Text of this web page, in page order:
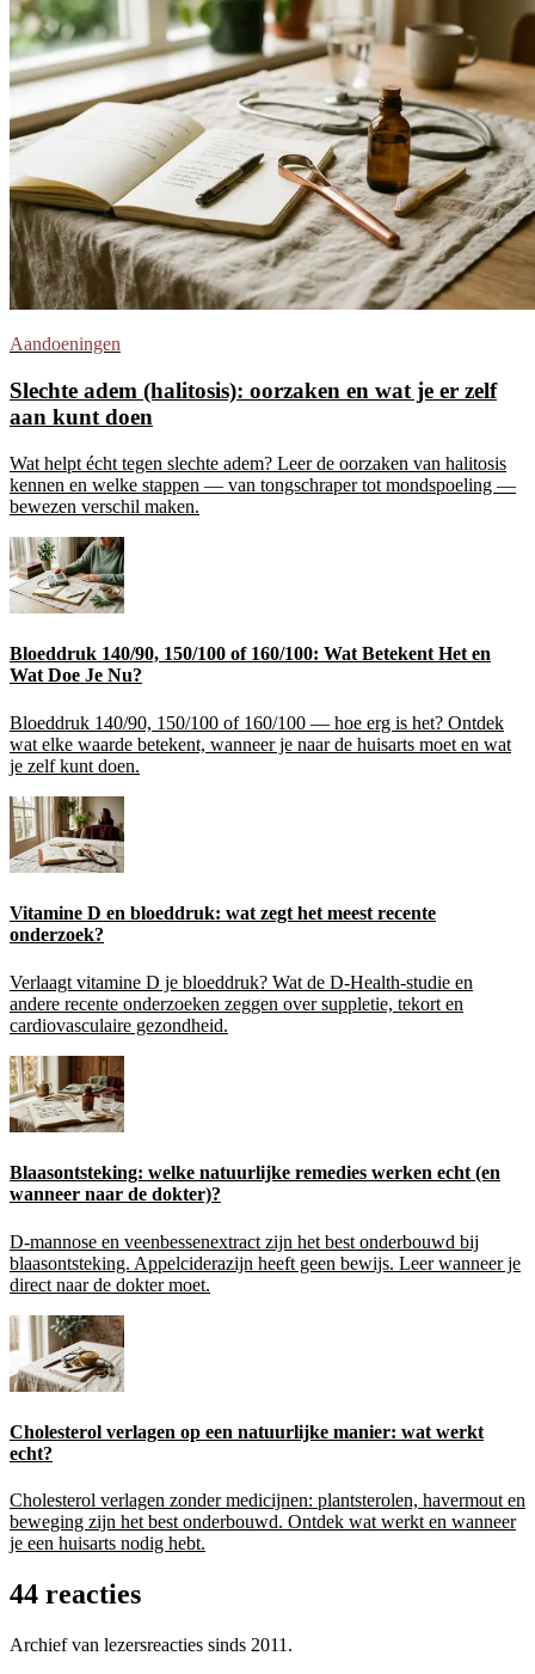
Aandoeningen
Slechte adem (halitosis): oorzaken en wat je er zelf
aan kunt doen
Wat helpt écht tegen slechte adem? Leer de oorzaken van halitosis
kennen en welke stappen — van tongschraper tot mondspoeling —
bewezen verschil maken.
Bloeddruk 140/90, 150/100 of 160/100: Wat Betekent Het en
Wat Doe Je Nu?
Bloeddruk 140/90, 150/100 of 160/100 — hoe erg is het? Ontdek
wat elke waarde betekent, wanneer je naar de huisarts moet en wat
je zelf kunt doen.
Vitamine D en bloeddruk: wat zegt het meest recente
onderzoek?
Verlaagt vitamine D je bloeddruk? Wat de D-Health-studie en
andere recente onderzoeken zeggen over suppletie, tekort en
cardiovasculaire gezondheid.
Blaasontsteking: welke natuurlijke remedies werken echt (en
wanneer naar de dokter)?
D-mannose en veenbessenextract zijn het best onderbouwd bij
blaasontsteking. Appelciderazijn heeft geen bewijs. Leer wanneer je
direct naar de dokter moet.
Cholesterol verlagen op een natuurlijke manier: wat werkt
echt?
Cholesterol verlagen zonder medicijnen: plantsterolen, havermout en
beweging zijn het best onderbouwd. Ontdek wat werkt en wanneer
je een huisarts nodig hebt.
44 reacties
Archief van lezersreacties sinds 2011.